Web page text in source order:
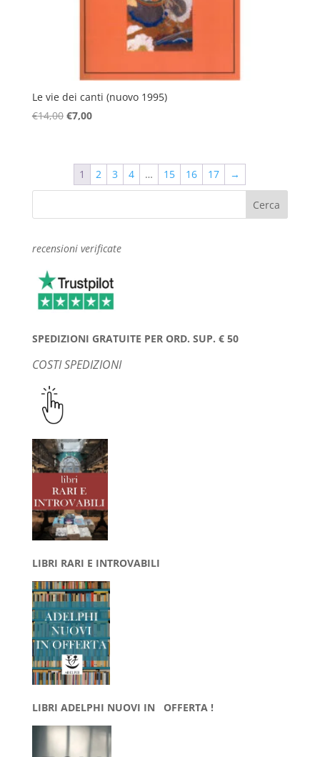
Le vie dei canti (nuovo 1995)
€14,00 Il
era:
€14,00.
€7,00Il
è:
€7,00.
1 2 3 4 … 15 16 17 →
recensioni verificate
SPEDIZIONI GRATUITE PER ORD. SUP. € 50
COSTI SPEDIZIONI
LIBRI RARI E INTROVABILI
LIBRI ADELPHI NUOVI IN OFFERTA !